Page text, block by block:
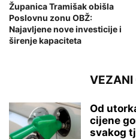
Županica Tramišak obišla
Poslovnu zonu OBŽ:
Najavljene nove investicije i
širenje kapaciteta
VEZANI
Od
cijene
svakog